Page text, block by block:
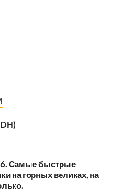
Самые быстрые
на горных великах, на